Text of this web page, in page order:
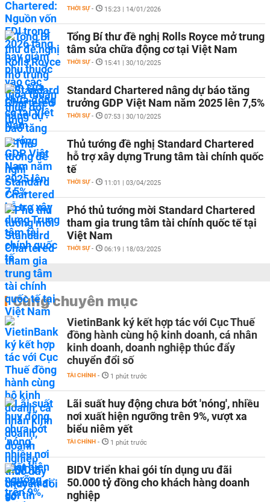
THỜI SỰ - 15:23 | 14/01/2026
Tổng Bí thư đề nghị Rolls Royce mở trung
tâm sửa chữa động cơ tại Việt Nam
THỜI SỰ - 15:41 | 30/10/2025
Standard Chartered nâng dự báo tăng
trưởng GDP Việt Nam năm 2025 lên 7,5%
THỜI SỰ - 07:53 | 30/10/2025
Thủ tướng đề nghị Standard Chartered
hỗ trợ xây dựng Trung tâm tài chính quốc
tế
THỜI SỰ - 11:01 | 03/04/2025
Phó thủ tướng mời Standard Chartered
tham gia trung tâm tài chính quốc tế tại
Việt Nam
THỜI SỰ - 06:19 | 18/03/2025
Cùng chuyên mục
VietinBank ký kết hợp tác với Cục Thuế
đồng hành cùng hộ kinh doanh, cá nhân
kinh doanh, doanh nghiệp thúc đẩy
chuyển đổi số
TÀI CHÍNH - 1 phút trước
Lãi suất huy động chưa bớt 'nóng', nhiều
nơi xuất hiện ngưỡng trên 9%, vượt xa
biểu niêm yết
TÀI CHÍNH - 1 phút trước
BIDV triển khai gói tín dụng ưu đãi
50.000 tỷ đồng cho khách hàng doanh
nghiệp